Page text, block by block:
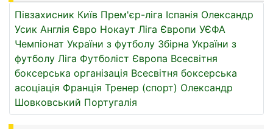
Півзахисник Київ Прем'єр-ліга Іспанія Олександр
Усик Англія Євро Нокаут Ліга Європи УЄФА
Чемпіонат України з футболу Збірна України з
футболу Ліга Футболіст Європа Всесвітня
боксерська організація Всесвітня боксерська
асоціація Франція Тренер (спорт) Олександр
Шовковський Португалія